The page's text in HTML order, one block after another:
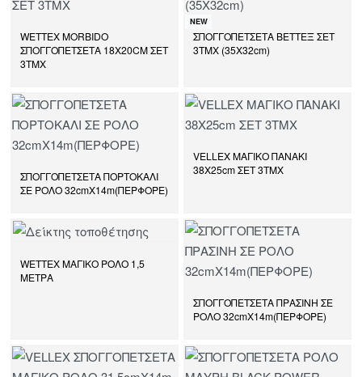
WETTEX MORBIDO
ΣΠΟΓΓΟΠΕΤΣΕΤΑ 18X20CM ΣΕΤ
3ΤΜΧ
NEW
ΣΠΟΓΓΟΠΕΤΣΕΤΑ ΒΕΤΤΕΞ ΣΕΤ
3ΤΜΧ (35Χ32cm)
ΣΠΟΓΓΟΠΕΤΣΕΤΑ ΠΟΡΤΟΚΑΛΙ
ΣΕ ΡΟΛΟ 32cmΧ14m(ΠΕΡΦΟΡΕ)
VELLEX ΜΑΓΙΚΟ ΠΑΝΑΚΙ
38Χ25cm ΣΕΤ 3ΤΜΧ
WETTEX ΜΑΓΙΚΟ ΡΟΛΟ 1,5
ΜΕΤΡΑ
ΣΠΟΓΓΟΠΕΤΣΕΤΑ ΠΡΑΣΙΝΗ ΣΕ
ΡΟΛΟ 32cmΧ14m(ΠΕΡΦΟΡΕ)